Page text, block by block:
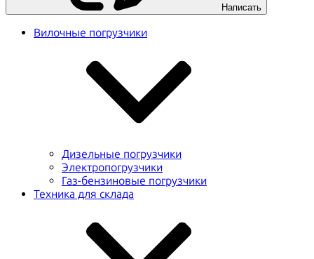
Написать
Вилочные погрузчики
Дизельные погрузчики
Электропогрузчики
Газ-бензиновые погрузчики
Техника для склада